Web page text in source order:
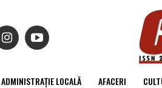
ADMINISTRAȚIE LOCALĂ AFACERI